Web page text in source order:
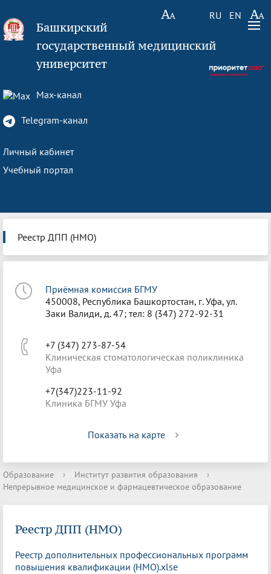
RU EN
Башкирский
государственный медицинский
университет
Max-канал
Telegram-канал
Личный кабинет
Учебный портал
Реестр ДПП (НМО)
Приёмная комиссия БГМУ
450008, Республика Башкортостан, г. Уфа, ул.
Заки Валиди, д. 47; тел: 8 (347) 272-92-31
+7 (347) 273-87-54
Клиническая стоматологическая поликлиника
Уфа
+7(347)223-11-92
Клиника БГМУ Уфа
Показать на карте
Образование › Институт развития образования
›
Непрерывное медицинское и фармацевтическое образование
Реестр ДПП (НМО)
Реестр дополнительных профессиональных программ
повышения квалификации (НМО).xlse